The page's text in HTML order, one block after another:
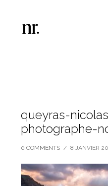
queyras-
photographe-
0 COMMENTS / 8 JANVIER